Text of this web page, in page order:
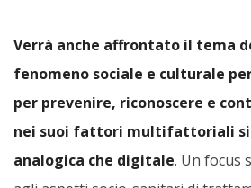
Verrà anche affrontato il tema
fenomeno sociale e culturale
per prevenire, riconoscere e
nei suoi fattori multifattoriali
analogica che digitale. Un focus